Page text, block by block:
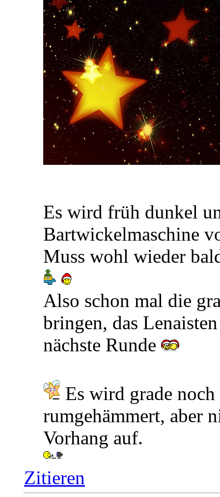
Es wird früh dunkel
Bartwickelmaschine
Muss wohl wieder
Also schon mal die
bringen, das
nächste Runde
Es wird grade
rumgehämmert, aber
Vorhang auf.
Zitieren